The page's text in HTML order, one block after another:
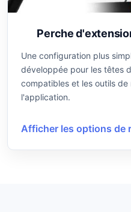
Perche
Une configuration plus
développée pour les têtes
compatibles et les outils
l'application.
Afficher les options de